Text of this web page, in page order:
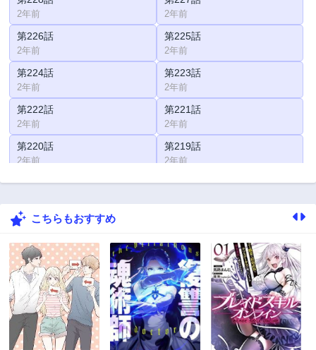
2年前 2年前
第226話
2年前
第225話
2年前
第224話
2年前
第223話
2年前
第222話
2年前
第221話
2年前
第220話
2年前
第219話
2年前
第218話 第217話
第216話
第214話
3年前
第213話
3年前
第212話
3年前
第211話
3年前
第210話
3年前
第209話
3年前
こちらもおすすめ